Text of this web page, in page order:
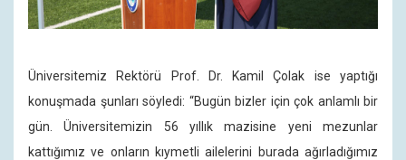
Üniversitemiz Rektörü Prof. Dr. Kamil Çolak ise yaptığı
konuşmada şunları söyledi: “Bugün bizler için çok anlamlı bir
gün. Üniversitemizin 56 yıllık mazisine yeni mezunlar
kattığımız ve onların kıymetli ailelerini burada ağırladığımız